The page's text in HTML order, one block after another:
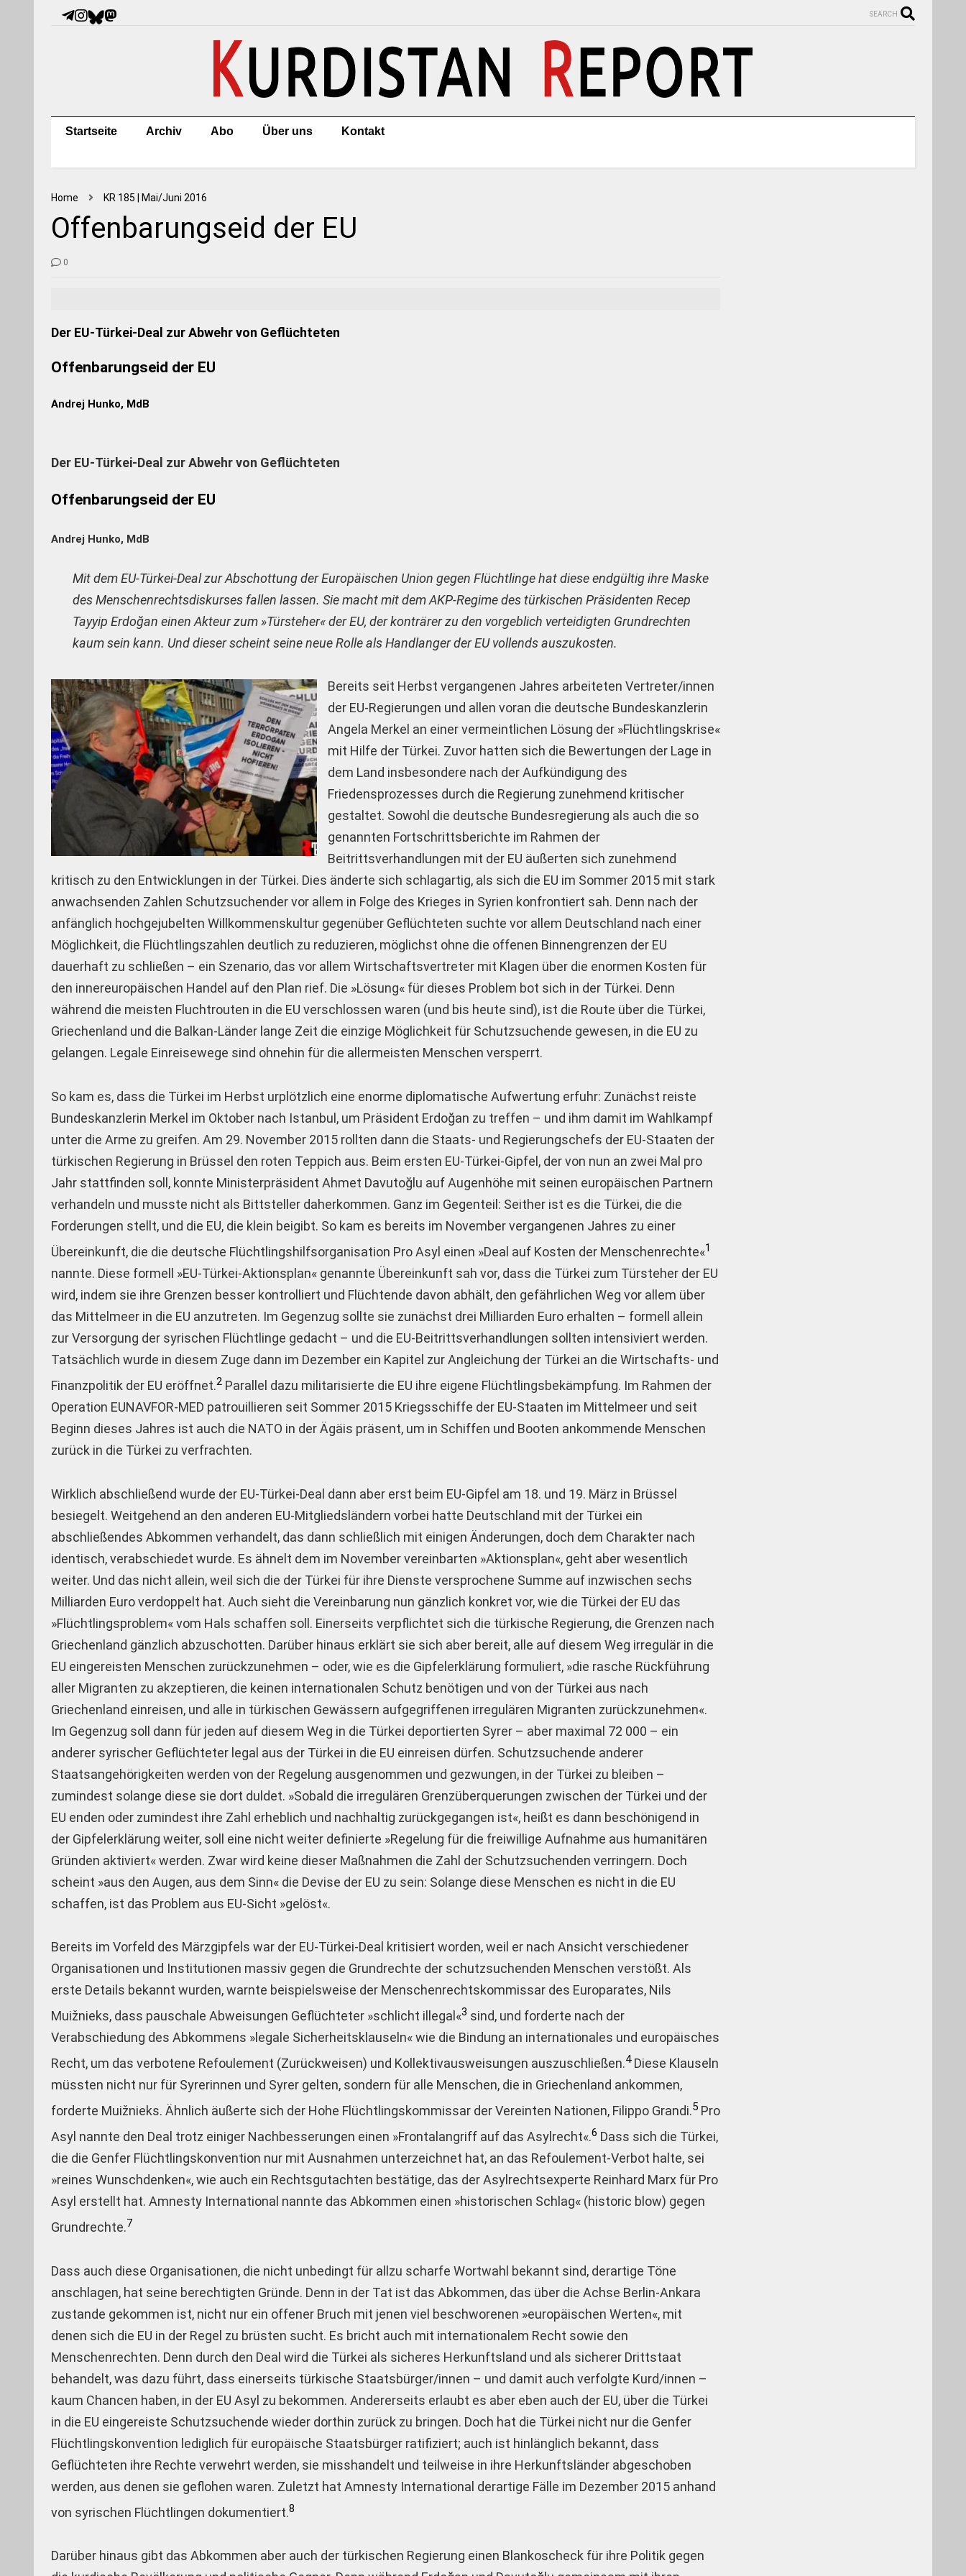
SEARCH
Startseite Archiv Abo Über uns Kontakt
Home KR 185 | Mai/Juni 2016
Offenbarungseid der EU
0
Der EU-Türkei-Deal zur Abwehr von Geflüchteten
Offenbarungseid der EU
Andrej Hunko, MdB
Der EU-Türkei-Deal zur Abwehr von Geflüchteten
Offenbarungseid der EU
Andrej Hunko, MdB
Mit dem EU-Türkei-Deal zur Abschottung der Europäischen Union gegen Flüchtlinge hat diese endgültig ihre Maske
des Menschenrechtsdiskurses fallen lassen. Sie macht mit dem AKP-Regime des türkischen Präsidenten Recep
Tayyip Erdoğan einen Akteur zum »Türsteher« der EU, der konträrer zu den vorgeblich verteidigten Grundrechten
kaum sein kann. Und dieser scheint seine neue Rolle als Handlanger der EU vollends auszukosten.
Bereits seit Herbst vergangenen Jahres arbeiteten Vertreter/innen
der EU-Regierungen und allen voran die deutsche Bundeskanzlerin
Angela Merkel an einer vermeintlichen Lösung der »Flüchtlingskrise«
mit Hilfe der Türkei. Zuvor hatten sich die Bewertungen der Lage in
dem Land insbesondere nach der Aufkündigung des
Friedensprozesses durch die Regierung zunehmend kritischer
gestaltet. Sowohl die deutsche Bundesregierung als auch die so
genannten Fortschrittsberichte im Rahmen der
Beitrittsverhandlungen mit der EU äußerten sich zunehmend
kritisch zu den Entwicklungen in der Türkei. Dies änderte sich schlagartig, als sich die EU im Sommer 2015 mit stark
anwachsenden Zahlen Schutzsuchender vor allem in Folge des Krieges in Syrien konfrontiert sah. Denn nach der
anfänglich hochgejubelten Willkommenskultur gegenüber Geflüchteten suchte vor allem Deutschland nach einer
Möglichkeit, die Flüchtlingszahlen deutlich zu reduzieren, möglichst ohne die offenen Binnengrenzen der EU
dauerhaft zu schließen – ein Szenario, das vor allem Wirtschaftsvertreter mit Klagen über die enormen Kosten für
den innereuropäischen Handel auf den Plan rief. Die »Lösung« für dieses Problem bot sich in der Türkei. Denn
während die meisten Fluchtrouten in die EU verschlossen waren (und bis heute sind), ist die Route über die Türkei,
Griechenland und die Balkan-Länder lange Zeit die einzige Möglichkeit für Schutzsuchende gewesen, in die EU zu
gelangen. Legale Einreisewege sind ohnehin für die allermeisten Menschen versperrt.
So kam es, dass die Türkei im Herbst urplötzlich eine enorme diplomatische Aufwertung erfuhr: Zunächst reiste
Bundeskanzlerin Merkel im Oktober nach Istanbul, um Präsident Erdoğan zu treffen – und ihm damit im Wahlkampf
unter die Arme zu greifen. Am 29. November 2015 rollten dann die Staats- und Regierungschefs der EU-Staaten der
türkischen Regierung in Brüssel den roten Teppich aus. Beim ersten EU-Türkei-Gipfel, der von nun an zwei Mal pro
Jahr stattfinden soll, konnte Ministerpräsident Ahmet Davutoğlu auf Augenhöhe mit seinen europäischen Partnern
verhandeln und musste nicht als Bittsteller daherkommen. Ganz im Gegenteil: Seither ist es die Türkei, die die
Forderungen stellt, und die EU, die klein beigibt. So kam es bereits im November vergangenen Jahres zu einer
Übereinkunft, die die deutsche Flüchtlingshilfsorganisation Pro Asyl einen »Deal auf Kosten der Menschenrechte«1
nannte. Diese formell »EU-Türkei-Aktionsplan« genannte Übereinkunft sah vor, dass die Türkei zum Türsteher der EU
wird, indem sie ihre Grenzen besser kontrolliert und Flüchtende davon abhält, den gefährlichen Weg vor allem über
das Mittelmeer in die EU anzutreten. Im Gegenzug sollte sie zunächst drei Milliarden Euro erhalten – formell allein
zur Versorgung der syrischen Flüchtlinge gedacht – und die EU-Beitrittsverhandlungen sollten intensiviert werden.
Tatsächlich wurde in diesem Zuge dann im Dezember ein Kapitel zur Angleichung der Türkei an die Wirtschafts- und
Finanzpolitik der EU eröffnet.2 Parallel dazu militarisierte die EU ihre eigene Flüchtlingsbekämpfung. Im Rahmen der
Operation EUNAVFOR-MED patrouillieren seit Sommer 2015 Kriegsschiffe der EU-Staaten im Mittelmeer und seit
Beginn dieses Jahres ist auch die NATO in der Ägäis präsent, um in Schiffen und Booten ankommende Menschen
zurück in die Türkei zu verfrachten.
Wirklich abschließend wurde der EU-Türkei-Deal dann aber erst beim EU-Gipfel am 18. und 19. März in Brüssel
besiegelt. Weitgehend an den anderen EU-Mitgliedsländern vorbei hatte Deutschland mit der Türkei ein
abschließendes Abkommen verhandelt, das dann schließlich mit einigen Änderungen, doch dem Charakter nach
identisch, verabschiedet wurde. Es ähnelt dem im November vereinbarten »Aktionsplan«, geht aber wesentlich
weiter. Und das nicht allein, weil sich die der Türkei für ihre Dienste versprochene Summe auf inzwischen sechs
Milliarden Euro verdoppelt hat. Auch sieht die Vereinbarung nun gänzlich konkret vor, wie die Türkei der EU das
»Flüchtlingsproblem« vom Hals schaffen soll. Einerseits verpflichtet sich die türkische Regierung, die Grenzen nach
Griechenland gänzlich abzuschotten. Darüber hinaus erklärt sie sich aber bereit, alle auf diesem Weg irregulär in die
EU eingereisten Menschen zurückzunehmen – oder, wie es die Gipfelerklärung formuliert, »die rasche Rückführung
aller Migranten zu akzeptieren, die keinen internationalen Schutz benötigen und von der Türkei aus nach
Griechenland einreisen, und alle in türkischen Gewässern aufgegriffenen irregulären Migranten zurückzunehmen«.
Im Gegenzug soll dann für jeden auf diesem Weg in die Türkei deportierten Syrer – aber maximal 72 000 – ein
anderer syrischer Geflüchteter legal aus der Türkei in die EU einreisen dürfen. Schutzsuchende anderer
Staatsangehörigkeiten werden von der Regelung ausgenommen und gezwungen, in der Türkei zu bleiben –
zumindest solange diese sie dort duldet. »Sobald die irregulären Grenzüberquerungen zwischen der Türkei und der
EU enden oder zumindest ihre Zahl erheblich und nachhaltig zurückgegangen ist«, heißt es dann beschönigend in
der Gipfelerklärung weiter, soll eine nicht weiter definierte »Regelung für die freiwillige Aufnahme aus humanitären
Gründen aktiviert« werden. Zwar wird keine dieser Maßnahmen die Zahl der Schutzsuchenden verringern. Doch
scheint »aus den Augen, aus dem Sinn« die Devise der EU zu sein: Solange diese Menschen es nicht in die EU
schaffen, ist das Problem aus EU-Sicht »gelöst«.
Bereits im Vorfeld des Märzgipfels war der EU-Türkei-Deal kritisiert worden, weil er nach Ansicht verschiedener
Organisationen und Institutionen massiv gegen die Grundrechte der schutzsuchenden Menschen verstößt. Als
erste Details bekannt wurden, warnte beispielsweise der Menschenrechtskommissar des Europarates, Nils
Muižnieks, dass pauschale Abweisungen Geflüchteter »schlicht illegal«3 sind, und forderte nach der
Verabschiedung des Abkommens »legale Sicherheitsklauseln« wie die Bindung an internationales und europäisches
Recht, um das verbotene Refoulement (Zurückweisen) und Kollektiv­ausweisungen auszuschließen.4Diese Klauseln
müssten nicht nur für Syrerinnen und Syrer gelten, sondern für alle Menschen, die in Griechenland ankommen,
forderte Muižnieks. Ähnlich äußerte sich der Hohe Flüchtlingskommissar der Vereinten Nationen, Filippo Grandi.5 Pro
Asyl nannte den Deal trotz einiger Nachbesserungen einen »Frontalangriff auf das Asylrecht«.6 Dass sich die Türkei,
die die Genfer Flüchtlingskonvention nur mit Ausnahmen unterzeichnet hat, an das Refoulement-Verbot halte, sei
»reines Wunschdenken«, wie auch ein Rechtsgutachten bestätige, das der Asylrechtsexperte Reinhard Marx für Pro
Asyl erstellt hat. Amnesty International nannte das Abkommen einen »historischen Schlag« (historic blow) gegen
Grundrechte.7
Dass auch diese Organisationen, die nicht unbedingt für allzu scharfe Wortwahl bekannt sind, derartige Töne
anschlagen, hat seine berechtigten Gründe. Denn in der Tat ist das Abkommen, das über die Achse Berlin-Ankara
zustande gekommen ist, nicht nur ein offener Bruch mit jenen viel beschworenen »europäischen Werten«, mit
denen sich die EU in der Regel zu brüsten sucht. Es bricht auch mit internationalem Recht sowie den
Menschenrechten. Denn durch den Deal wird die Türkei als sicheres Herkunftsland und als sicherer Drittstaat
behandelt, was dazu führt, dass einerseits türkische Staatsbürger/innen – und damit auch verfolgte Kurd/innen –
kaum Chancen haben, in der EU Asyl zu bekommen. Andererseits erlaubt es aber eben auch der EU, über die Türkei
in die EU eingereiste Schutzsuchende wieder dorthin zurück zu bringen. Doch hat die Türkei nicht nur die Genfer
Flüchtlingskonvention lediglich für europäische Staatsbürger ratifiziert; auch ist hinlänglich bekannt, dass
Geflüchteten ihre Rechte verwehrt werden, sie misshandelt und teilweise in ihre Herkunftsländer abgeschoben
werden, aus denen sie geflohen waren. Zuletzt hat Amnesty International derartige Fälle im Dezember 2015 anhand
von syrischen Flüchtlingen dokumentiert.8
Darüber hinaus gibt das Abkommen aber auch der türkischen Regierung einen Blankoscheck für ihre Politik gegen